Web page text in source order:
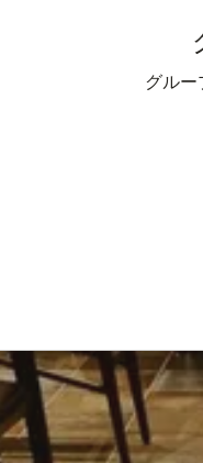
グルー